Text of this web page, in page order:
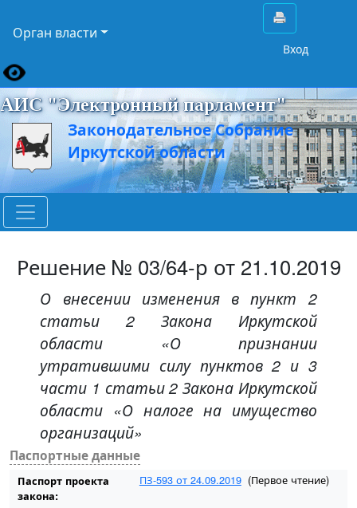
Орган власти
Вход
АИС "Электронный парламент"
Законодательное Собрание
Иркутской области
Решение № 03/64-р от 21.10.2019
О внесении изменения в пункт 2
статьи 2 Закона Иркутской
области «О признании
утратившими силу пунктов 2 и 3
части 1 статьи 2 Закона Иркутской
области «О налоге на имущество
организаций»
Паспортные данные
Паспорт проекта
закона:
ПЗ-593 от 24.09.2019 (Первое чтение)